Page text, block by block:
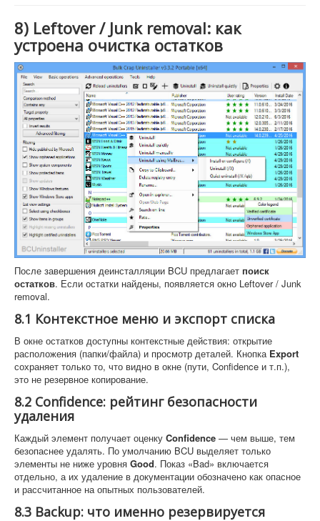
8) Leftover / Junk removal: как
устроена очистка остатков
После завершения деинсталляции BCU предлагает поиск
остатков. Если остатки найдены, появляется окно Leftover / Junk
removal.
8.1 Контекстное меню и экспорт списка
В окне остатков доступны контекстные действия: открытие
расположения (папки/файла) и просмотр деталей. Кнопка Export
сохраняет только то, что видно в окне (пути, Confidence и т.п.),
это не резервное копирование.
8.2 Confidence: рейтинг безопасности
удаления
Каждый элемент получает оценку Confidence — чем выше, тем
безопаснее удалять. По умолчанию BCU выделяет только
элементы не ниже уровня Good. Показ «Bad» включается
отдельно, а их удаление в документации обозначено как опасное
и рассчитанное на опытных пользователей.
8.3 Backup: что именно резервируется